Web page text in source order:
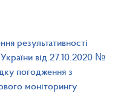
результативності
України від 27.10.2020 №
погодження з
моніторингу